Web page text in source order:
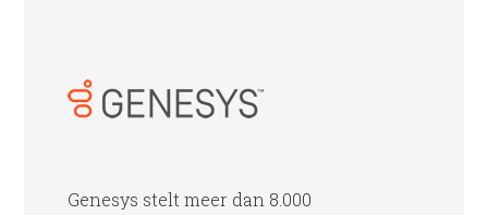
Genesys stelt meer dan 8.000